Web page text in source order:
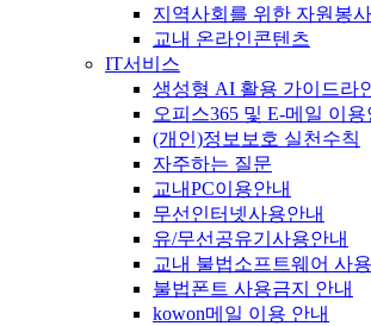
지역사회를 위한 자원봉
교내 온라인콘텐츠
IT서비스
생성형 AI 활용 가이드라
오피스365 및 E-메일 이용
(개인)정보보호 실천수칙
자주하는 질문
교내PC이용안내
무선인터넷사용안내
유/무선공유기사용안내
교내 불법소프트웨어 사
불법폰트 사용금지 안내
kowon메일 이용 안내